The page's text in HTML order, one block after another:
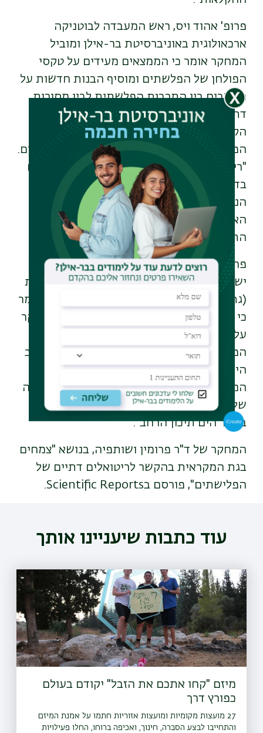
פרופ' אהוד ויס, ראש המעבדה לבוטניקה
ארכאולוגית באוניברסיטת בר-אילן ומוביל
המחקר אומר כי הממצאים מעידים על טקסי
הפולחן של הפלשתים ומוסיף הבנות חדשות על
הקשרים בין התרבות הפלשתית לבין מסורות
דתיות באיי יוון. המחקר, לדבריו, גם מציע
הקבלה מעניינת בין הפרקטיקות הטקסיות של
הפלשתים לבין אלו של תרבויות האיים האגאיים.
"ריכוז של משקולות לנולי טוויה (שבהם אורגים
בדים) בתוך המקדשים הפלישתים, פעילות
הנפוצה בבתי מקדש המשויכים להרה באיים
האגאיים, אף מחזק את ההשערה על הקשר
התרבותי בין שני האזורים".
פרופ' אהרון מאיר, מהמחלקה ללימודי ארץ
ישראל וארכאולוגיה אחראי לחפירות בתל צפית
(גת) זה רבע מאה, ושותף לכתיבת המחקר, אומר
כי ממצאים אלה פותחים דלתות חדשות למחקר
על האינטראקציות התרבותיות והדתיות בין
הפלשתים והאזורים השכנים. "באמצעות שילוב
היבטים כמותיים ואיכותיים מתקדמים בניתוח
הממצא הצמחי, אנו מקווים להעמיק את ההבנה
שלנו בפרקטיקות טקסיות עתיקות וחשיבותם
באזור הים תיכון הרחב".
המחקר של ד"ר פרומין ושותפיה, בנושא "צמחים
בגת המקראית בהקשר לריטואלים דתיים של
הפלישתים", פורסם בScientific Reports.
עוד כתבות שיעניינו אותך
מיזם "קחו אתכם את הזבל" יקודם בעולם
כפורץ דרך
27 מועצות מקומיות ומועצות אזוריות חתמו על אמנת המיזם
והתחייבו לבצע הסברה, חינוך, ואכיפה ברוחו, החלו פעילויות